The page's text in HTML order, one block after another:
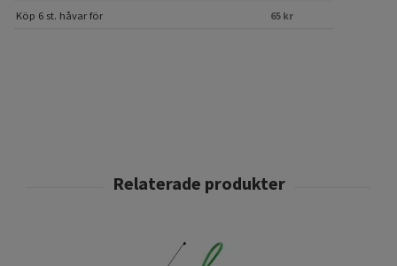
Köp 6 st. håvar för
65 kr